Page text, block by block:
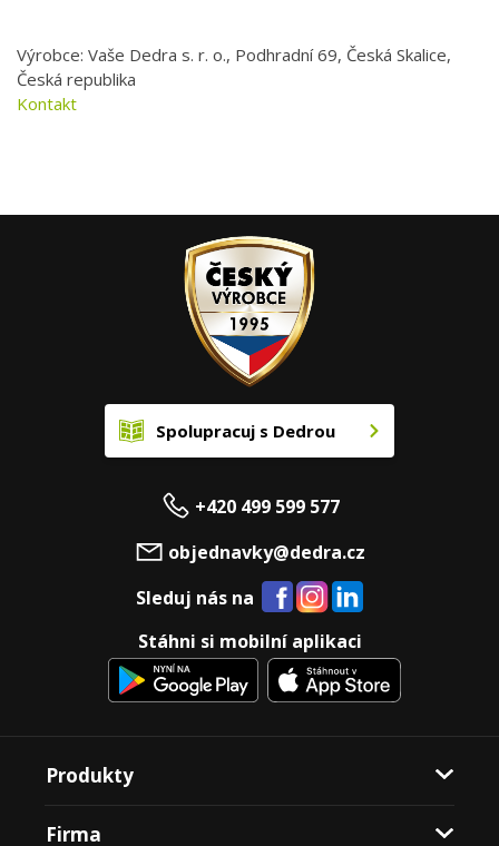
Výrobce: Vaše Dedra s. r. o., Podhradní 69, Česká Skalice,
Česká republika
Kontakt
Spolupracuj s Dedrou
+420 499 599 577
objednavky@dedra.cz
Sleduj nás na
Stáhni si mobilní aplikaci
Produkty
Firma